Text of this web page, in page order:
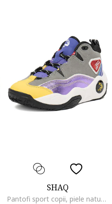
SHAQ
Pantofi sport copii, piele naturala, gri, stilati si confortabili,